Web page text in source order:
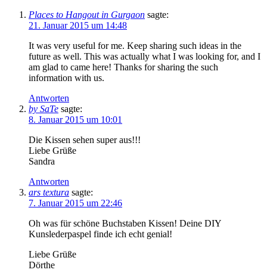
Places to Hangout in Gurgaon sagte:
21. Januar 2015 um 14:48
It was very useful for me. Keep sharing such ideas in the
future as well. This was actually what I was looking for, and I
am glad to came here! Thanks for sharing the such
information with us.
Antworten
by SaTe sagte:
8. Januar 2015 um 10:01
Die Kissen sehen super aus!!!
Liebe Grüße
Sandra
Antworten
ars textura sagte:
7. Januar 2015 um 22:46
Oh was für schöne Buchstaben Kissen! Deine DIY
Kunslederpaspel finde ich echt genial!
Liebe Grüße
Dörthe